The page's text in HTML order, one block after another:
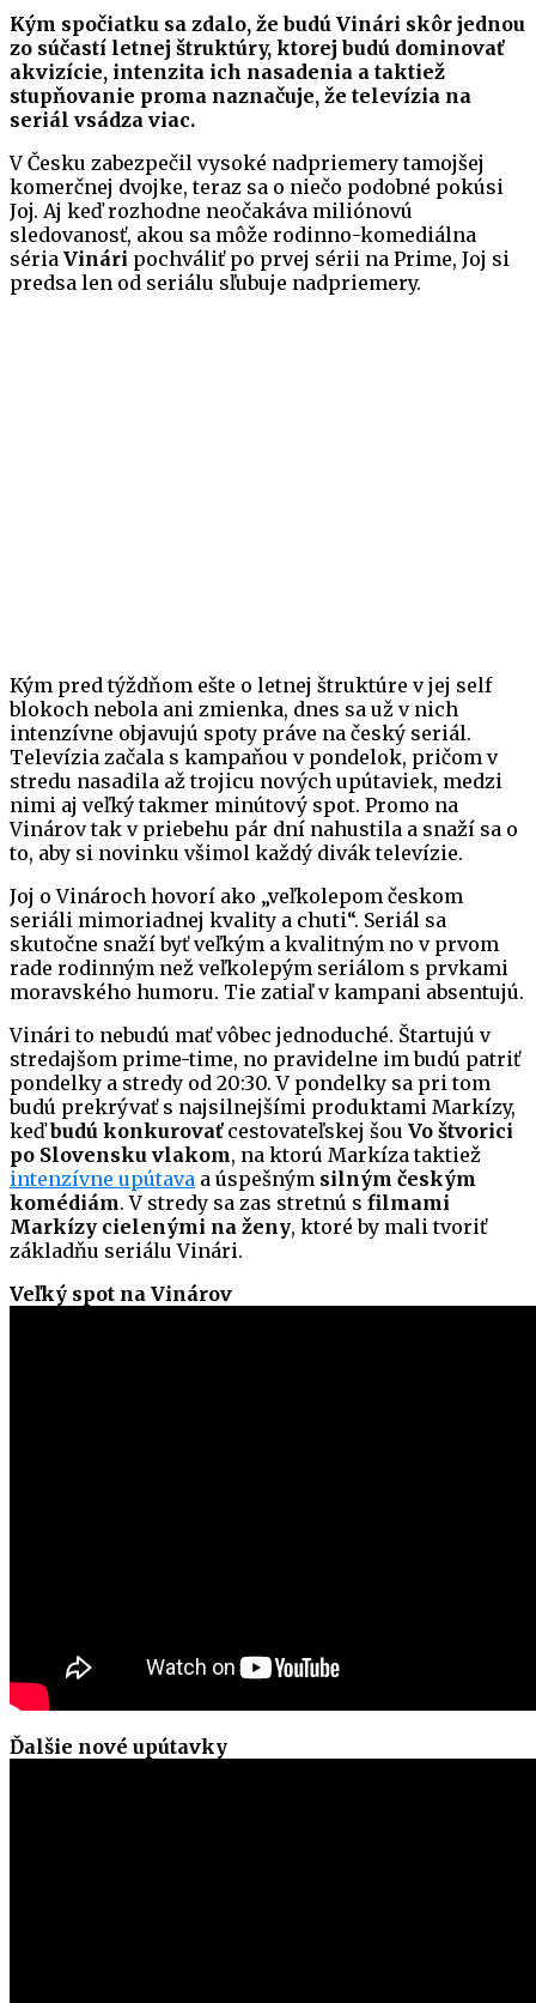
Kým spočiatku sa zdalo, že budú Vinári skôr jednou
zo súčastí letnej štruktúry, ktorej budú dominovať
akvizície, intenzita ich nasadenia a taktiež
stupňovanie proma naznačuje, že televízia na
seriál vsádza viac.
V Česku zabezpečil vysoké nadpriemery tamojšej
komerčnej dvojke, teraz sa o niečo podobné pokúsi
Joj. Aj keď rozhodne neočakáva miliónovú
sledovanosť, akou sa môže rodinno-komediálna
séria Vinári pochváliť po prvej sérii na Prime, Joj si
predsa len od seriálu sľubuje nadpriemery.
Kým pred týždňom ešte o letnej štruktúre v jej self
blokoch nebola ani zmienka, dnes sa už v nich
intenzívne objavujú spoty práve na český seriál.
Televízia začala s kampaňou v pondelok, pričom v
stredu nasadila až trojicu nových upútaviek, medzi
nimi aj veľký takmer minútový spot. Promo na
Vinárov tak v priebehu pár dní nahustila a snaží sa o
to, aby si novinku všimol každý divák televízie.
Joj o Vinároch hovorí ako „veľkolepom českom
seriáli mimoriadnej kvality a chuti“. Seriál sa
skutočne snaží byť veľkým a kvalitným no v prvom
rade rodinným než veľkolepým seriálom s prvkami
moravského humoru. Tie zatiaľ v kampani absentujú.
Vinári to nebudú mať vôbec jednoduché. Štartujú v
stredajšom prime-time, no pravidelne im budú patriť
pondelky a stredy od 20:30. V pondelky sa pri tom
budú prekrývať s najsilnejšími produktami Markízy,
keďbudú konkurovaťcestovateľskej šou Vo štvorici
po Slovensku vlakom, na ktorú Markíza taktiež
intenzívne upútava a úspešným silným českým
komédiám. V stredy sa zas stretnú s filmami
Markízy cielenými na ženy, ktoré by mali tvoriť
základňu seriálu Vinári.
Veľký spot na Vinárov
Ďalšie nové upútavky